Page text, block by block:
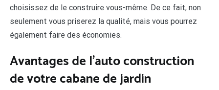
choisissez de le construire vous-même. De ce fait, non
seulement vous priserez la qualité, mais vous pourrez
également faire des économies.
Avantages de l’auto construction
de votre cabane de jardin